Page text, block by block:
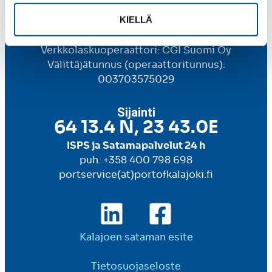
KIELLÄ
Verkkolaskuosoite
OVT-tunnus: 003726614895
Verkkolaskuoperaattori: CGI Suomi Oy
Välittäjätunnus (operaattoritunnus):
003703575029
Sijainti
64 13.4 N, 23 43.0E
ISPS ja Satamapalvelut 24 h
puh. +358 400 798 698
portservice(at)portofkalajoki.fi
Kalajoen sataman esite
Tietosuojaseloste